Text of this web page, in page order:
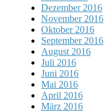
Dezember 2016
November 2016
Oktober 2016
September 2016
August 2016
Juli 2016
Juni 2016
Mai 2016
April 2016
März 2016